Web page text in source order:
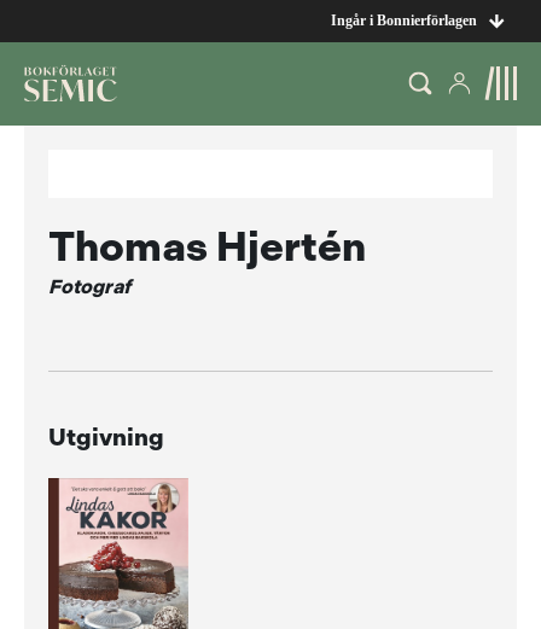
Ingår i Bonnierförlagen
Thomas Hjertén
Fotograf
Utgivning